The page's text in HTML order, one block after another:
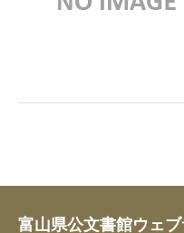
富山県公文書館ウェブ